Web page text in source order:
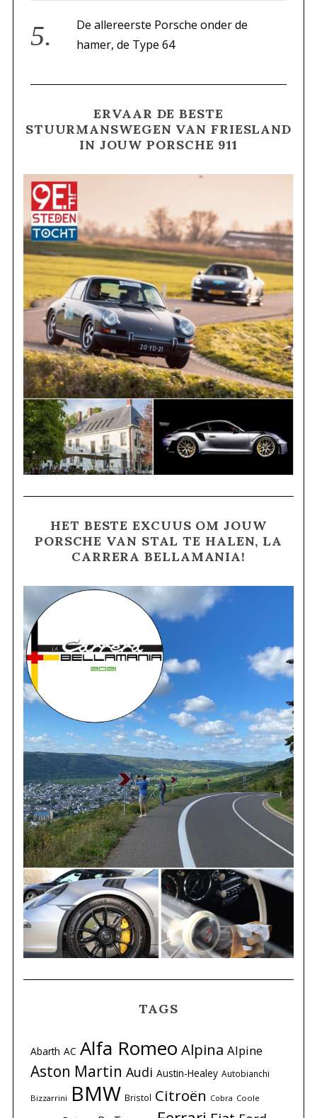
De allereerste Porsche onder de
hamer, de Type 64
ERVAAR DE BESTE
STUURMANSWEGEN VAN FRIESLAND
IN JOUW PORSCHE 911
HET BESTE EXCUUS OM JOUW
PORSCHE VAN STAL TE HALEN, LA
CARRERA BELLAMANIA!
TAGS
Abarth AC Alfa Romeo Alpina Alpine
Aston Martin Audi Austin-Healey Autobianchi
Bizzarrini BMW Bristol Citroën Cobra Coole